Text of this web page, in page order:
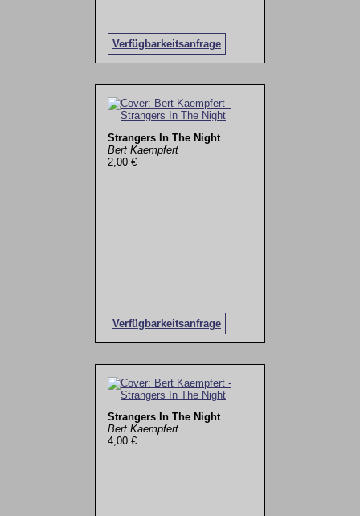
Verfügbarkeitsanfrage
Strangers In The Night
Bert Kaempfert
2,00 €
Verfügbarkeitsanfrage
Strangers In The Night
Bert Kaempfert
4,00 €